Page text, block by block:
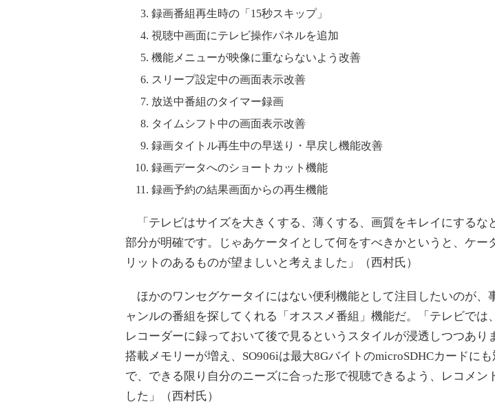
録画番組再生時の「15秒スキップ」
視聴中画面にテレビ操作パネルを追加
機能メニューが映像に重ならないよう改善
スリープ設定中の画面表示改善
放送中番組のタイマー録画
タイムシフト中の画面表示改善
録画タイトル再生中の早送り・早戻し機能改善
録画データへのショートカット機能
録画予約の結果画面からの再生機能
「テレビはサイズを大きくする、薄くする、画質をキレイにするな
部分が明確です。じゃあケータイとして何をすべきかというと、ケー
リットのあるものが望ましいと考えました」（西村氏）
ほかのワンセグケータイにはない便利機能として注目したいのが、
ャンルの番組を探してくれる「オススメ番組」機能だ。「テレビでは
レコーダーに録っておいて後で見るというスタイルが浸透しつつあり
搭載メモリーが増え、SO906iは最大8GバイトのmicroSDHCカードに
で、できる限り自分のニーズに合った形で視聴できるよう、レコメン
した」（西村氏）